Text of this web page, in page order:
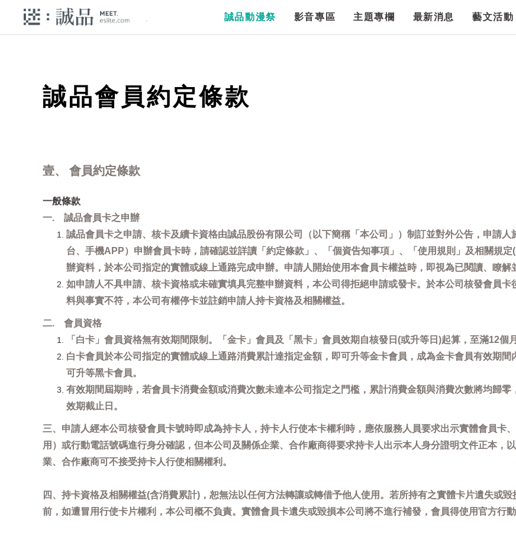
誠品動漫祭 影音專區 主題專欄 最新消息 藝文活動
誠品會員約定條款
壹、 會員約定條款
一般條款
一. 誠品會員卡之申辦
誠品會員卡之申請、核卡及續卡資格由誠品股份有限公司（以下簡稱「本公司」）制訂並對外公告，申請
台、手機APP）申辦會員卡時，請確認並詳讀「約定條款」、「個資告知事項」、「使用規則」及相關規
辦資料，於本公司指定的實體或線上通路完成申辦。申請人開始使用本會員卡權益時，即視為已閱讀、瞭解
如申請人不具申請、核卡資格或未確實填具完整申辦資料，本公司得拒絕申請或發卡。於本公司核發會員
料與事實不符，本公司有權停卡並註銷申請人持卡資格及相關權益。
二. 會員資格
「白卡」會員資格無有效期間限制。「金卡」會員及「黑卡」會員效期自核發日(或升等日)起算，至滿12個
白卡會員於本公司指定的實體或線上通路消費累計達指定金額，即可升等金卡會員，成為金卡會員有效期
可升等黑卡會員。
有效期間屆期時，若會員卡消費金額或消費次數未達本公司指定之門檻，累計消費金額與消費次數將均歸
效期截止日。
三、申請人經本公司核發會員卡號時即成為持卡人，持卡人行使本卡權利時，應依服務人員要求出示實體會員卡
用）或行動電話號碼進行身分確認，但本公司及關係企業、合作廠商得要求持卡人出示本人身分證明文件正本，
業、合作廠商可不接受持卡人行使相關權利。
四、持卡資格及相關權益(含消費累計)，恕無法以任何方法轉讓或轉借予他人使用。若所持有之實體卡片遺失或
前，如遭冒用行使卡片權利，本公司概不負責。實體會員卡遺失或毀損本公司將不進行補發，會員得使用官方行